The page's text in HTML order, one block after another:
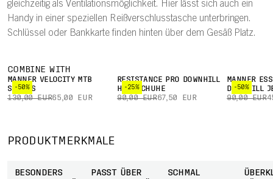
gleichzeitig als Ventilationsmöglichkeit. Hier lässt sich auch ein
Handy in einer speziellen Reißverschlusstasche unterbringen.
Schlüssel oder Bankkarte finden hinten über dem Gesäß Platz.
COMBINE WITH
-50%
MÄNNER VELOCITY MTB
SHORTS
130,00 EUR65,00 EUR
-25%
RESISTANCE PRO DOWNHILL
HANDSCHUHE
90,00 EUR67,50 EUR
-50%
MÄNNER
DOWNHILL
90,00 EUR
PRODUKTMERKMALE
BESONDERS
PASST ÜBER
SCHMAL